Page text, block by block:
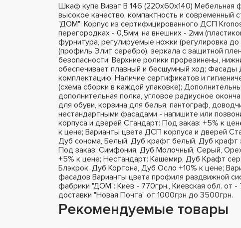
Шкаф купе Виват В 146 (220х60х140)
высокое качество, компактность и
"ДОМ": Корпус из сертифицированного ДСП
перегородках - 0,5мм, на внешних - 2мм
фурнитура, регулируемые ножки (регулировка
(профиль Элит серебро), зеркала с защитной
безопасности; Верхние ролики прорезинены,
обеспечивает плавный и бесшумный ход;
комплектацию; Наличие сертификатов и
(схема сборки в каждой упаковке);
дополнительная полка, угловое радиусное
для обуви, корзина для белья, пантограф,
нестандартными фасадами - напишите или
корпуса и дверей Стандарт: Под заказ: +5% к
к цене; Варианты цвета ДСП корпуса и дверей
Дуб сонома, Белый, Дуб крафт белый, Дуб крафт
Под заказ: Симфония, Дуб Молочный, Серый,
+5% к цене; Нестандарт: Кашемир, Дуб Крафт
Блэкрок, Дуб Кортона, Дуб Осло +10% к цене;
фасадов Варианты цвета профиля раздвижной
фабрики "ДОМ": Киев - 770грн., Киевская обл. от
доставки "Новая Почта" от 1000грн до 3500грн.
Рекомендуемые товары